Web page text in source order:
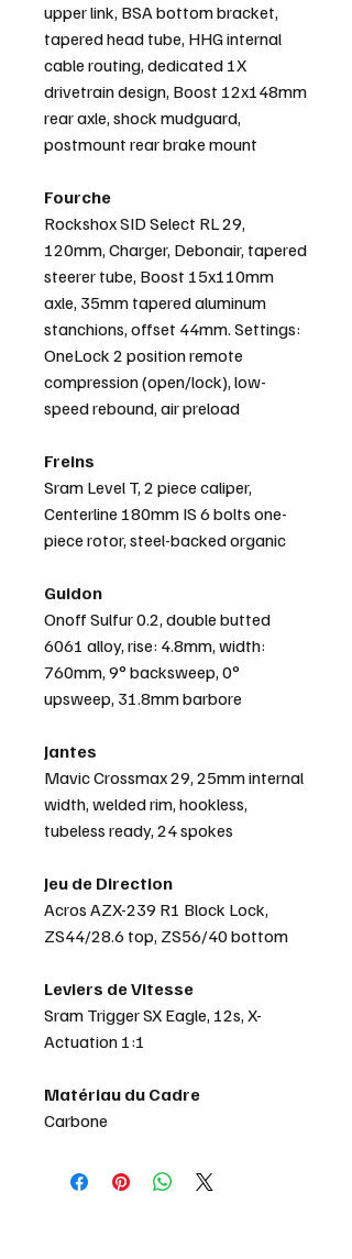
upper link, BSA bottom bracket,
tapered head tube, HHG internal
cable routing, dedicated 1X
drivetrain design, Boost 12x148mm
rear axle, shock mudguard,
postmount rear brake mount
Fourche
Rockshox SID Select RL 29,
120mm, Charger, Debonair, tapered
steerer tube, Boost 15x110mm
axle, 35mm tapered aluminum
stanchions, offset 44mm. Settings:
OneLock 2 position remote
compression (open/lock), low-
speed rebound, air preload
Freins
Sram Level T, 2 piece caliper,
Centerline 180mm IS 6 bolts one-
piece rotor, steel-backed organic
Guidon
Onoff Sulfur 0.2, double butted
6061 alloy, rise: 4.8mm, width:
760mm, 9° backsweep, 0°
upsweep, 31.8mm barbore
Jantes
Mavic Crossmax 29, 25mm internal
width, welded rim, hookless,
tubeless ready, 24 spokes
Jeu de Direction
Acros AZX-239 R1 Block Lock,
ZS44/28.6 top, ZS56/40 bottom
Leviers de Vitesse
Sram Trigger SX Eagle, 12s, X-
Actuation 1:1
Matériau du Cadre
Carbone